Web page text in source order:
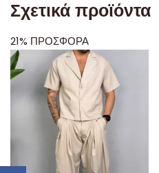
Σχετικά προϊόντα
21% ΠΡΟΣΦΟΡΑ